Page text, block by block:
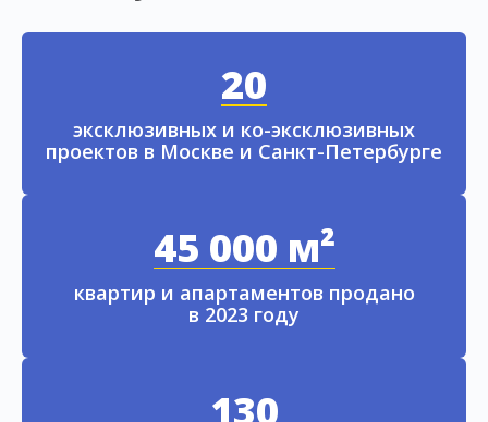
20
эксклюзивных и ко-эксклюзивных
проектов в Москве и Санкт-Петербурге
45 000 м²
квартир и апартаментов продано
в 2023 году
130